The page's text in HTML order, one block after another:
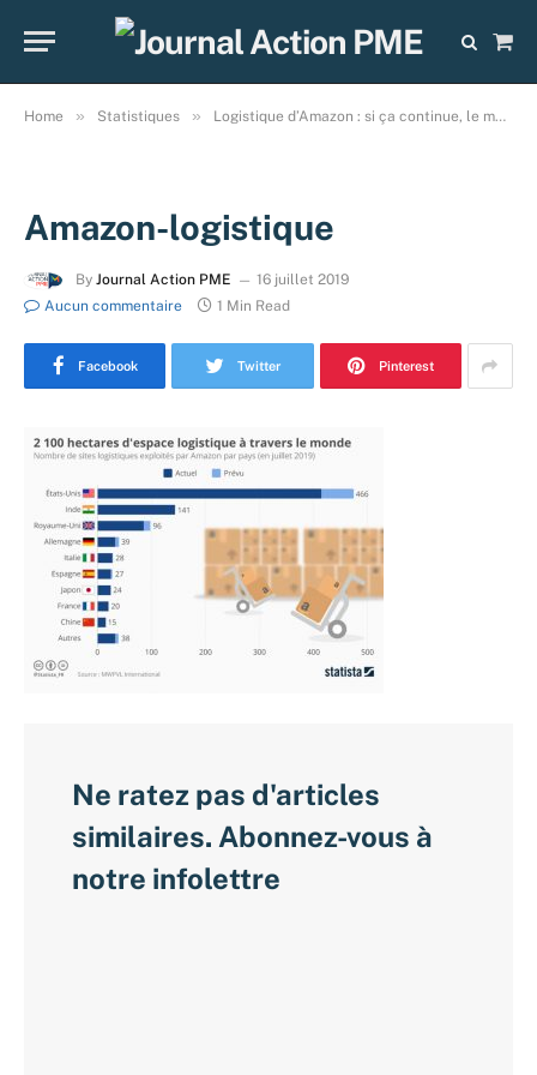
Cart
Home » Statistiques » Logistique d’Amazon : si ça continue, le monde de la technologie sera avalé?
Amazon-logistique
By Journal Action PME
16 juillet 2019
Aucun commentaire
1 Min Read
Facebook Twitter Pinterest
Ne ratez pas d'articles
similaires. Abonnez-vous à
notre infolettre